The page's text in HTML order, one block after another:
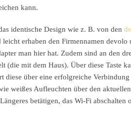
kann.
identische Design wie z. B. von den
erhaben den Firmennamen
man hier hat. Zudem sind an den
(die mit dem Haus). Über diese Taste
diese über eine erfolgreiche
weißes Aufleuchten über den
betätigen, das Wi-Fi